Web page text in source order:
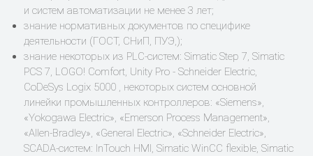
и систем автоматизации не менее 3 лет;
знание нормативных документов по специфике
деятельности (ГОСТ, СНиП, ПУЭ,);
знание некоторых из PLC-систем: Simatic Step 7, Simatic
PCS 7, LOGO! Comfort, Unity Pro - Schneider Electric,
CoDeSys Logix 5000 , некоторых систем основной
линейки промышленных контроллеров: «Siemens»,
«Yokogawa Electric», «Emerson Process Management»,
«Allen-Bradley», «General Electric», «Schneider Electric»,
SCADA-систем: InTouch HMI, Simatic WinCC flexible, Simatic